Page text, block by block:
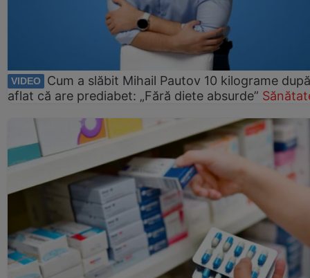
VIDEO
Cum a slăbit Mihail Pautov 10 kilograme
aflat că are prediabet: „Fără diete absurde”